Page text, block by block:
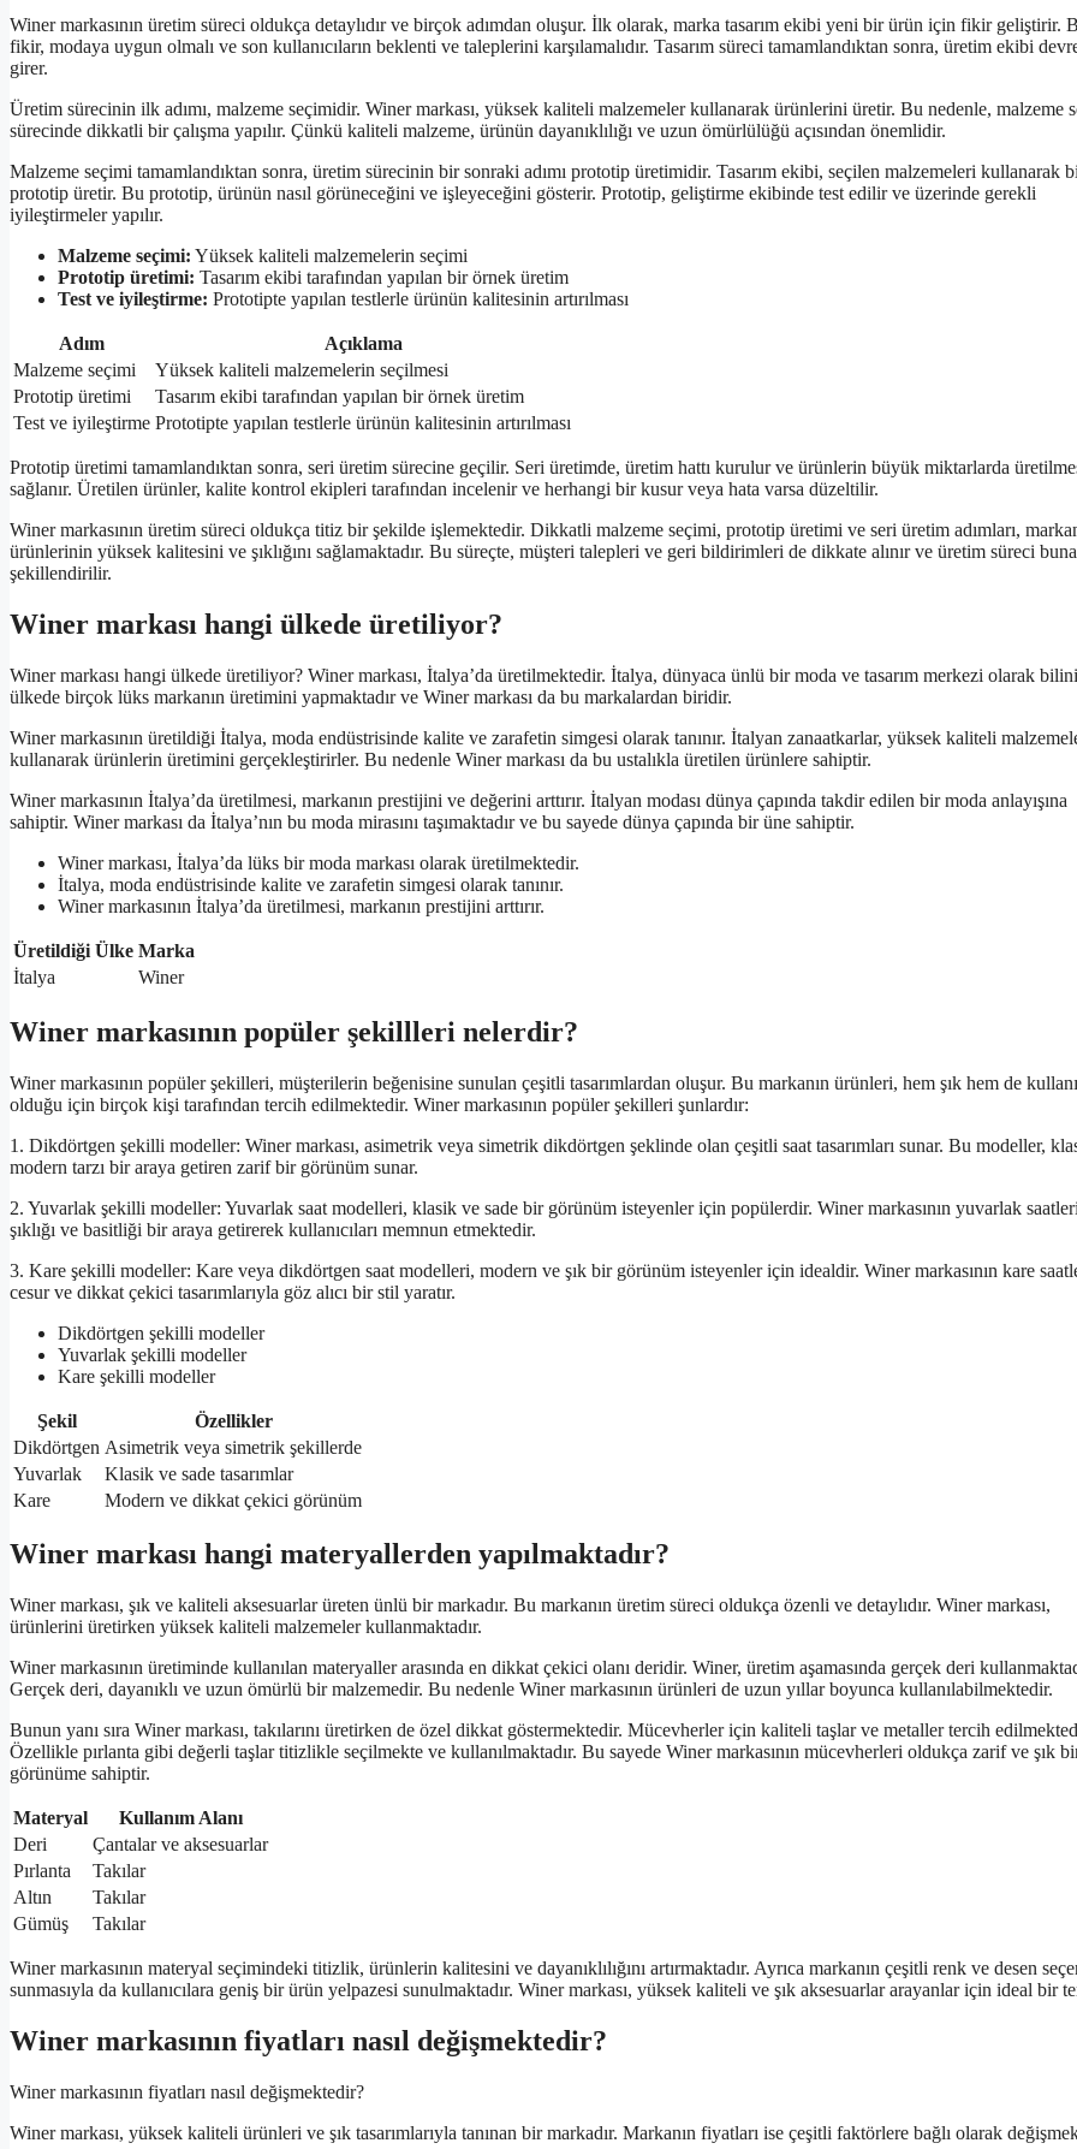
Winer markasının üretim süreci oldukça detaylıdır ve birçok adımdan oluşur. İlk olarak, marka tasarım ekibi yeni bir ürün için fikir geliştirir.
fikir, modaya uygun olmalı ve son kullanıcıların beklenti ve taleplerini karşılamalıdır. Tasarım süreci tamamlandıktan sonra, üretim ekibi
girer.
Üretim sürecinin ilk adımı, malzeme seçimidir. Winer markası, yüksek kaliteli malzemeler kullanarak ürünlerini üretir. Bu nedenle, malzeme
sürecinde dikkatli bir çalışma yapılır. Çünkü kaliteli malzeme, ürünün dayanıklılığı ve uzun ömürlülüğü açısından önemlidir.
Malzeme seçimi tamamlandıktan sonra, üretim sürecinin bir sonraki adımı prototip üretimidir. Tasarım ekibi, seçilen malzemeleri kullanarak
prototip üretir. Bu prototip, ürünün nasıl görüneceğini ve işleyeceğini gösterir. Prototip, geliştirme ekibinde test edilir ve üzerinde gerekli
iyileştirmeler yapılır.
Malzeme seçimi: Yüksek kaliteli malzemelerin seçimi
Prototip üretimi: Tasarım ekibi tarafından yapılan bir örnek üretim
Test ve iyileştirme: Prototipte yapılan testlerle ürünün kalitesinin artırılması
Adım
Açıklama
Malzeme seçimi
Yüksek kaliteli malzemelerin seçilmesi
Prototip üretimi
Tasarım ekibi tarafından yapılan bir örnek üretim
Test ve iyileştirme Prototipte yapılan testlerle ürünün kalitesinin artırılması
Prototip üretimi tamamlandıktan sonra, seri üretim sürecine geçilir. Seri üretimde, üretim hattı kurulur ve ürünlerin büyük miktarlarda
sağlanır. Üretilen ürünler, kalite kontrol ekipleri tarafından incelenir ve herhangi bir kusur veya hata varsa düzeltilir.
Winer markasının üretim süreci oldukça titiz bir şekilde işlemektedir. Dikkatli malzeme seçimi, prototip üretimi ve seri üretim adımları,
ürünlerinin yüksek kalitesini ve şıklığını sağlamaktadır. Bu süreçte, müşteri talepleri ve geri bildirimleri de dikkate alınır ve üretim süreci
şekillendirilir.
Winer markası hangi ülkede üretiliyor?
Winer markası hangi ülkede üretiliyor? Winer markası, İtalya’da üretilmektedir. İtalya, dünyaca ünlü bir moda ve tasarım merkezi olarak
ülkede birçok lüks markanın üretimini yapmaktadır ve Winer markası da bu markalardan biridir.
Winer markasının üretildiği İtalya, moda endüstrisinde kalite ve zarafetin simgesi olarak tanınır. İtalyan zanaatkarlar, yüksek kaliteli
kullanarak ürünlerin üretimini gerçekleştirirler. Bu nedenle Winer markası da bu ustalıkla üretilen ürünlere sahiptir.
Winer markasının İtalya’da üretilmesi, markanın prestijini ve değerini arttırır. İtalyan modası dünya çapında takdir edilen bir moda anlayışına
sahiptir. Winer markası da İtalya’nın bu moda mirasını taşımaktadır ve bu sayede dünya çapında bir üne sahiptir.
Winer markası, İtalya’da lüks bir moda markası olarak üretilmektedir.
İtalya, moda endüstrisinde kalite ve zarafetin simgesi olarak tanınır.
Winer markasının İtalya’da üretilmesi, markanın prestijini arttırır.
Üretildiği Ülke Marka
İtalya
Winer
Winer markasının popüler şekillleri nelerdir?
Winer markasının popüler şekilleri, müşterilerin beğenisine sunulan çeşitli tasarımlardan oluşur. Bu markanın ürünleri, hem şık hem de
olduğu için birçok kişi tarafından tercih edilmektedir. Winer markasının popüler şekilleri şunlardır:
1. Dikdörtgen şekilli modeller: Winer markası, asimetrik veya simetrik dikdörtgen şeklinde olan çeşitli saat tasarımları sunar. Bu modeller,
modern tarzı bir araya getiren zarif bir görünüm sunar.
2. Yuvarlak şekilli modeller: Yuvarlak saat modelleri, klasik ve sade bir görünüm isteyenler için popülerdir. Winer markasının yuvarlak
şıklığı ve basitliği bir araya getirerek kullanıcıları memnun etmektedir.
3. Kare şekilli modeller: Kare veya dikdörtgen saat modelleri, modern ve şık bir görünüm isteyenler için idealdir. Winer markasının kare
cesur ve dikkat çekici tasarımlarıyla göz alıcı bir stil yaratır.
Dikdörtgen şekilli modeller
Yuvarlak şekilli modeller
Kare şekilli modeller
Şekil
Özellikler
Dikdörtgen Asimetrik veya simetrik şekillerde
Yuvarlak
Klasik ve sade tasarımlar
Kare
Modern ve dikkat çekici görünüm
Winer markası hangi materyallerden yapılmaktadır?
Winer markası, şık ve kaliteli aksesuarlar üreten ünlü bir markadır. Bu markanın üretim süreci oldukça özenli ve detaylıdır. Winer markası,
ürünlerini üretirken yüksek kaliteli malzemeler kullanmaktadır.
Winer markasının üretiminde kullanılan materyaller arasında en dikkat çekici olanı deridir. Winer, üretim aşamasında gerçek deri
Gerçek deri, dayanıklı ve uzun ömürlü bir malzemedir. Bu nedenle Winer markasının ürünleri de uzun yıllar boyunca kullanılabilmektedir.
Bunun yanı sıra Winer markası, takılarını üretirken de özel dikkat göstermektedir. Mücevherler için kaliteli taşlar ve metaller tercih
Özellikle pırlanta gibi değerli taşlar titizlikle seçilmekte ve kullanılmaktadır. Bu sayede Winer markasının mücevherleri oldukça zarif ve şık
görünüme sahiptir.
Materyal
Kullanım Alanı
Deri
Çantalar ve aksesuarlar
Pırlanta
Takılar
Altın
Takılar
Gümüş
Takılar
Winer markasının materyal seçimindeki titizlik, ürünlerin kalitesini ve dayanıklılığını artırmaktadır. Ayrıca markanın çeşitli renk ve desen
sunmasıyla da kullanıcılara geniş bir ürün yelpazesi sunulmaktadır. Winer markası, yüksek kaliteli ve şık aksesuarlar arayanlar için ideal bir
Winer markasının fiyatları nasıl değişmektedir?
Winer markasının fiyatları nasıl değişmektedir?
Winer markası, yüksek kaliteli ürünleri ve şık tasarımlarıyla tanınan bir markadır. Markanın fiyatları ise çeşitli faktörlere bağlı olarak